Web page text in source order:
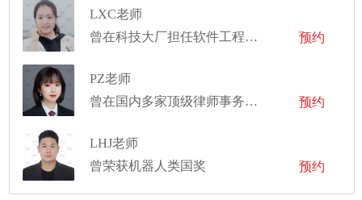
LXC老师
曾在科技大厂担任软件工程师和面试官
预约
PZ老师
曾在国内多家顶级律师事务所和国际机构实习
预约
LHJ老师
曾荣获机器人类国奖
预约